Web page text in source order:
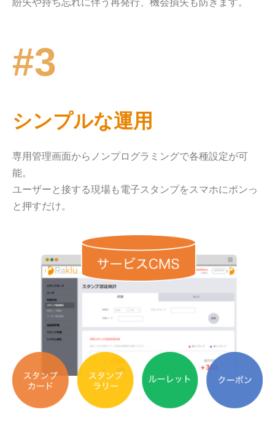
#3
シンプルな運用
専用管理画面からノンプログラミングで各種設定が可
能。
ユーザーと接する現場も電子スタンプをスマホにポンっ
と押すだけ。